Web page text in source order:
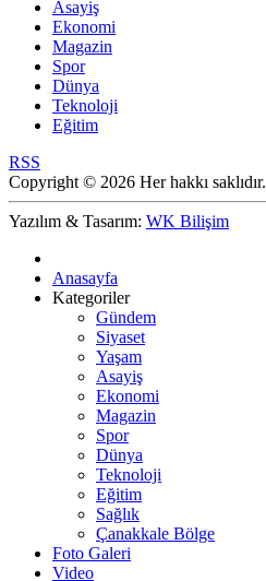
Asayiş
Ekonomi
Magazin
Spor
Dünya
Teknoloji
Eğitim
RSS
Copyright © 2026 Her hakkı saklıdır.
Yazılım & Tasarım: WK Bilişim
Anasayfa
Kategoriler
Gündem
Siyaset
Yaşam
Asayiş
Ekonomi
Magazin
Spor
Dünya
Teknoloji
Eğitim
Sağlık
Çanakkale Bölge
Foto Galeri
Video